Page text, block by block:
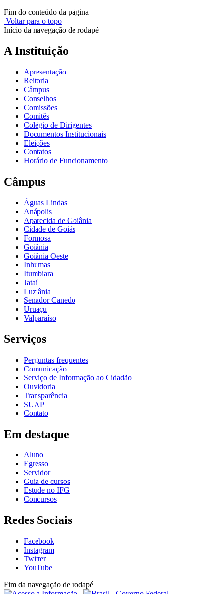
Fim do conteúdo da página
Voltar para o topo
Início da navegação de rodapé
A Instituição
Apresentação
Reitoria
Câmpus
Conselhos
Comissões
Comitês
Colégio de Dirigentes
Documentos Institucionais
Eleições
Contatos
Horário de Funcionamento
Câmpus
Águas Lindas
Anápolis
Aparecida de Goiânia
Cidade de Goiás
Formosa
Goiânia
Goiânia Oeste
Inhumas
Itumbiara
Jataí
Luziânia
Senador Canedo
Uruaçu
Valparaíso
Serviços
Perguntas frequentes
Comunicação
Serviço de Informação ao Cidadão
Ouvidoria
Transparência
SUAP
Contato
Em destaque
Aluno
Egresso
Servidor
Guia de cursos
Estude no IFG
Concursos
Redes Sociais
Facebook
Instagram
Twitter
YouTube
Fim da navegação de rodapé